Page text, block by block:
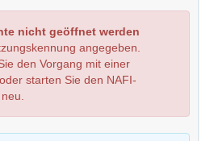
nicht geöffnet werden
angegeben.
den Vorgang mit einer
starten Sie den NAFI-